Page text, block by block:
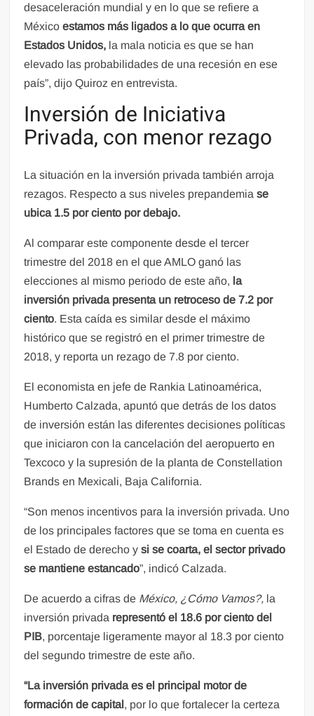
desaceleración mundial y en lo que se refiere a
Méxicoestamos más ligados a lo que ocurra en
Estados Unidos, la mala noticia es que se han
elevado las probabilidades de una recesión en ese
país”, dijo Quiroz en entrevista.
Inversión de Iniciativa
Privada, con menor rezago
La situación en la inversión privada también arroja
rezagos. Respecto a sus niveles prepandemia se
ubica 1.5 por ciento por debajo.
Al comparar este componente desde el tercer
trimestre del 2018 en el que AMLO ganó las
elecciones al mismo periodo de este año, la
inversión privada presenta un retroceso de 7.2 por
ciento. Esta caída es similar desde el máximo
histórico que se registró en el primer trimestre de
2018, y reporta un rezago de 7.8 por ciento.
El economista en jefe de Rankia Latinoamérica,
Humberto Calzada, apuntó que detrás de los datos
de inversión están las diferentes decisiones políticas
que iniciaron con la cancelación del aeropuerto en
Texcoco y la supresión de la planta de Constellation
Brands en Mexicali, Baja California.
“Son menos incentivos para la inversión privada. Uno
de los principales factores que se toma en cuenta es
el Estado de derecho y si se coarta, el sector privado
se mantiene estancado”, indicó Calzada.
De acuerdo a cifras de México, ¿Cómo Vamos?, la
inversión privada representó el 18.6 por ciento del
PIB, porcentaje ligeramente mayor al 18.3 por ciento
del segundo trimestre de este año.
“La inversión privada es el principal motor de
formación de capital , por lo que fortalecer la certeza